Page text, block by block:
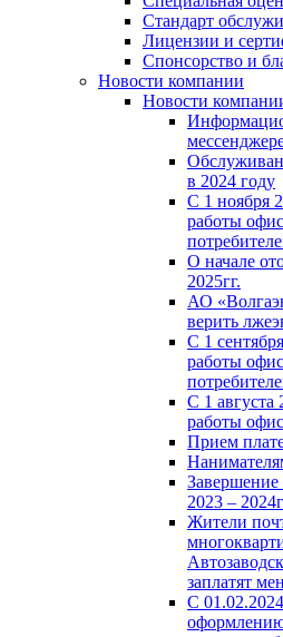
Стандарт
Лицензии и
Спонсорство и
Новости компании
Новости
в 2024 году
С 1 ноября
работы
О начале
2025гг.
АО
верить
С 1
работы
С 1 августа
работы
Прием
Завершение
2023 –
Жители
заплатят
С